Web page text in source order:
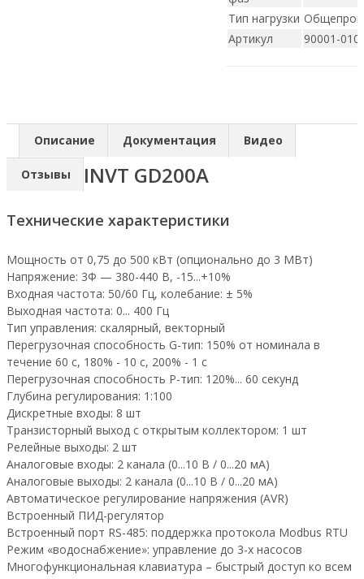
Тип нагрузки Общепром
Артикул
90001-
Описание Документация Видео
Отзывы INVT GD200А
Технические характеристики
Мощность от 0,75 до 500 кВт (опционально до 3 МВт)
Напряжение: 3Ф — 380-440 В, -15...+10%
Входная частота: 50/60 Гц, колебание: ± 5%
Выходная частота: 0... 400 Гц
Тип управления: скалярный, векторный
Перегрузочная способность G-тип: 150% от номинала в
течение 60 с, 180% - 10 с, 200% - 1 с
Перегрузочная способность Р-тип: 120%... 60 секунд
Глубина регулирования: 1:100
Дискретные входы: 8 шт
Транзисторный выход с открытым коллектором: 1 шт
Релейные выходы: 2 шт
Аналоговые входы: 2 канала (0...10 В / 0...20 мА)
Аналоговые выходы: 2 канала (0...10 В / 0...20 мА)
Автоматическое регулирование напряжения (AVR)
Встроенный ПИД-регулятор
Встроенный порт RS-485: поддержка протокола Modbus RTU
Режим «водоснабжение»: управление до 3-х насосов
Многофункциональная клавиатура – быстрый доступ ко всем